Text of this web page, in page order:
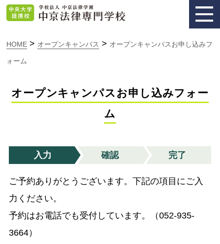
HOME > オープンキャンパス > オープンキャンパスお申し込みフ
ォーム
オープンキャンパスお申し込みフォー
ム
入力 確認 完了
ご予約ありがとうございます。下記の項目にご入
力ください。
予約はお電話でも受付しています。（052-935-
3664）